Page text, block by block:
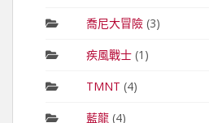
喬尼大冒險(3)
疾風戰士(1)
TMNT (4)
藍龍(4)